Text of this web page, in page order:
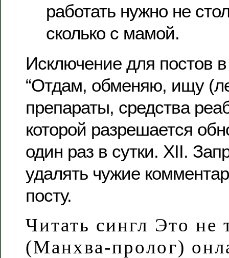
работать нужно не
сколько с мамой.
Исключение для постов в
“Отдам, обменяю, ищу
препараты, средства
которой разрешается
один раз в сутки. XII.
удалять чужие
посту.
Читать сингл Это не
(Манхва-пролог)